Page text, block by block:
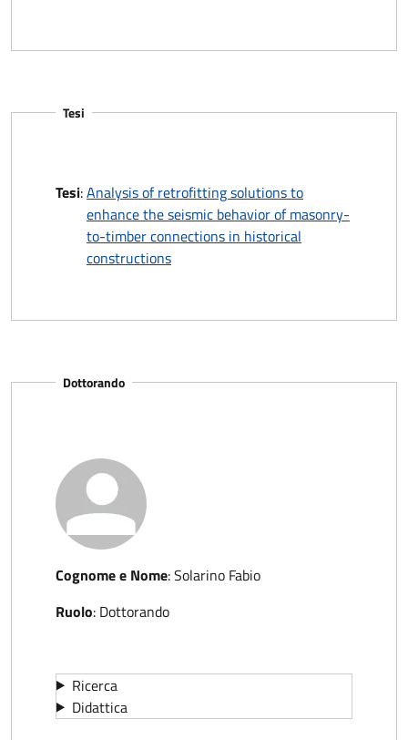
Tesi
Tesi:Analysis of retrofitting solutions to
enhance the seismic behavior of masonry-
to-timber connections in historical
constructions
Dottorando
Cognome e Nome:Solarino Fabio
Ruolo: Dottorando
Ricerca
Didattica